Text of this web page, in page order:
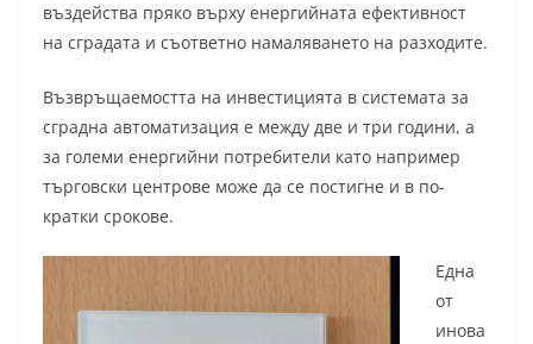
въздейства пряко върху енергийната ефективност
на сградата и съответно намаляването на разходите.
Възвръщаемостта на инвестицията в системата за
сградна автоматизация е между две и три години, а
за големи енергийни потребители като например
търговски центрове може да се постигне и в по-
кратки срокове.
Една
от
инова